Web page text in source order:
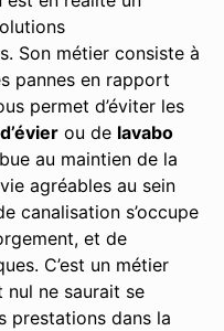
Son métier consiste à
pannes en rapport
permet d’éviter les
d’évier ou de lavabo
au maintien de la
agréables au sein
canalisation s’occupe
et de
C’est un métier
nul ne saurait se
prestations dans la